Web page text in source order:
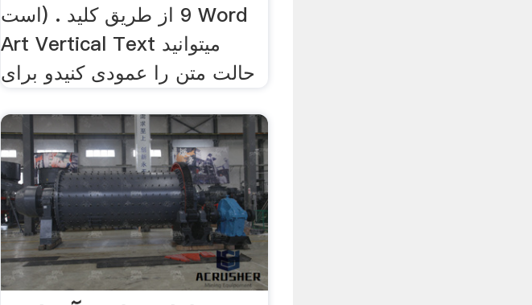
است) . 9 از طریق کلید Word
Art Vertical Text میتوانید
حالت متن را عمودی کنیدو برای